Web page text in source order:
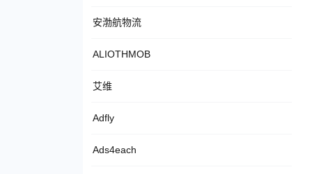
安渤航物流
ALIOTHMOB
艾维
Adfly
Ads4each